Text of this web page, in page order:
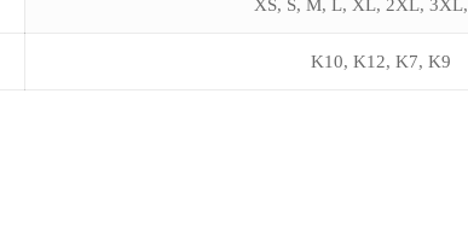
XS, S, M, L, XL, 2XL, 3XL,
K10, K12, K7, K9